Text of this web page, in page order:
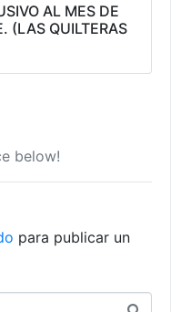
AL MES DE
(LAS QUILTERAS
below!
para publicar un